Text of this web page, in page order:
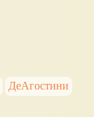
ДеАгостини